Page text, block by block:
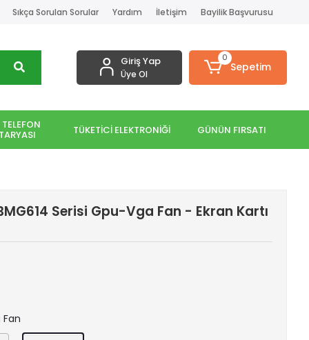
Sıkça Sorulan Sorular Yardım İletişim Bayilik Başvurusu
Giriş Yap
Üye Ol
0
Sepetim
TÜKETİCİ ELEKTRONİĞİ GÜNÜN FIRSATI
Serisi Gpu-Vga Fan - Ekran Kartı